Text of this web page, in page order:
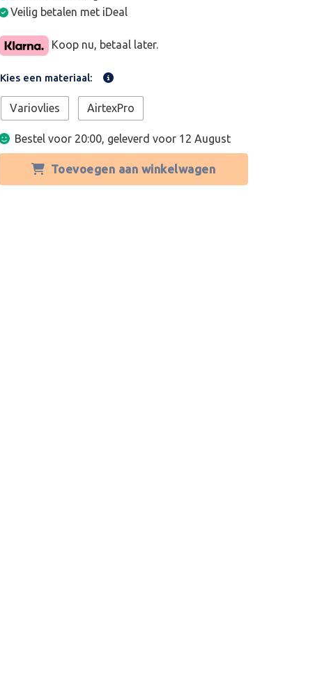
Veilig betalen met iDeal
Koop nu, betaal later.
Kies een materiaal:
Variovlies AirtexPro
Bestel voor 20:00, geleverd voor 12 August
Toevoegen aan winkelwagen